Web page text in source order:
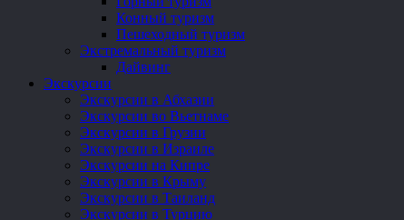
Конный туризм
Пешеходный туризм
Экстремальный туризм
Дайвинг
Экскурсии
Экскурсии в Абхазии
Экскурсии во Вьетнаме
Экскурсии в Грузии
Экскурсии в Израиле
Экскурсии на Кипре
Экскурсии в Крыму
Экскурсии в Таиланд
Экскурсии в Турцию